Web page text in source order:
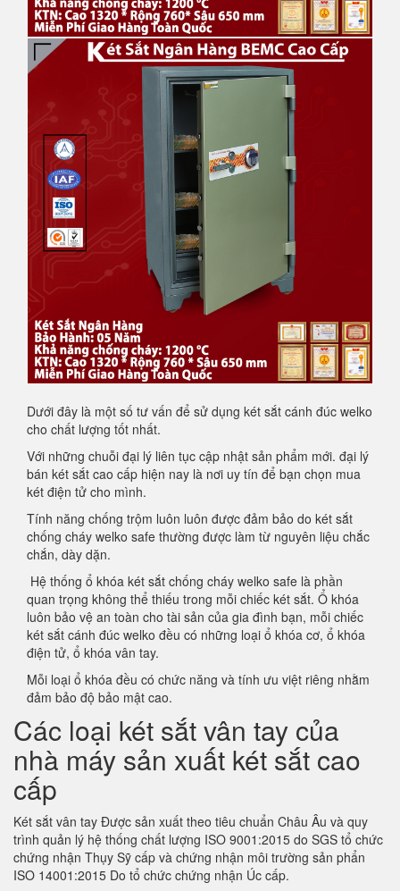
Dưới đây là một số tư vấn để sử dụng két sắt cánh đúc welko
cho chất lượng tốt nhất.
Với những chuỗi đại lý liên tục cập nhật sản phẩm mới. đại lý
bán két sắt cao cấp hiện nay là nơi uy tín để bạn chọn mua
két điện tử cho mình.
Tính năng chống trộm luôn luôn được đảm bảo do két sắt
chống cháy welko safe thường được làm từ nguyên liệu chắc
chắn, dày dặn.
Hệ thống ổ khóa két sắt chống cháy welko safe là phần
quan trọng không thể thiếu trong mỗi chiếc két sắt. Ổ khóa
luôn bảo vệ an toàn cho tài sản của gia đình bạn, mỗi chiếc
két sắt cánh đúc welko đều có những loại ổ khóa cơ, ổ khóa
điện tử, ổ khóa vân tay.
Mỗi loại ổ khóa đều có chức năng và tính ưu việt riêng nhằm
đảm bảo độ bảo mật cao.
Các loại két sắt vân tay của
nhà máy sản xuất két sắt cao
cấp
Két sắt vân tay Được sản xuất theo tiêu chuẩn Châu Âu và quy
trình quản lý hệ thống chất lượng ISO 9001:2015 do SGS tổ chức
chứng nhận Thụy Sỹ cấp và chứng nhận môi trường sản phẩn
ISO 14001:2015 Do tổ chức chứng nhận Úc cấp.